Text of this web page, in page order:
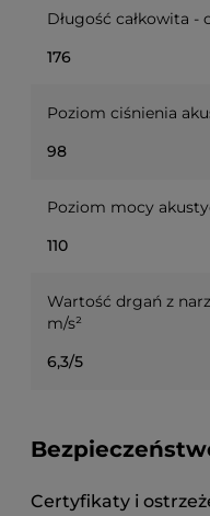
Długość całkowita -
176
Poziom ciśnienia
98
Poziom mocy
110
Wartość drgań z
m/s²
6,3/5
Certyfikaty i